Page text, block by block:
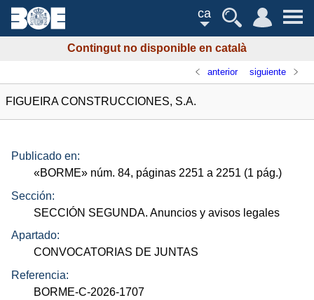
ca
Contingut no disponible en català
anterior siguiente
FIGUEIRA CONSTRUCCIONES, S.A.
Publicado en:
«BORME» núm. 84, páginas 2251 a 2251 (1 pág.)
Sección:
SECCIÓN SEGUNDA. Anuncios y avisos legales
Apartado:
CONVOCATORIAS DE JUNTAS
Referencia:
BORME-C-2026-1707